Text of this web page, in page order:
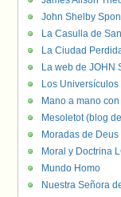
John Shelby
La Casulla de
La Ciudad
La web de JOHN
Los
Mano a mano
Mesoletot (blog
Moradas de
Moral y Doctrina
Mundo Homo
Nuestra Señora